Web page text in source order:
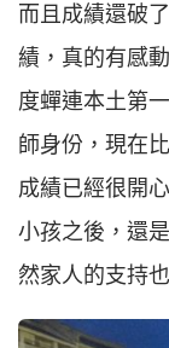
而且成績還破
績，真的有感
度蟬連本土第
師身份，現在
成績已經很開
小孩之後，還
然家人的支持